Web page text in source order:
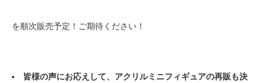
を順次販売予定！ご期待ください！
皆様の声にお応えして、アクリルミニフィギュアの再販も決